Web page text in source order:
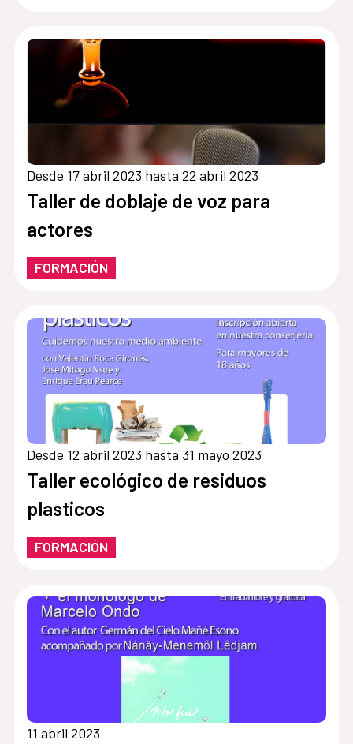
Desde 17 abril 2023 hasta 22 abril 2023
Taller de doblaje de voz para
actores
FORMACIÓN
Desde 12 abril 2023 hasta 31 mayo 2023
Taller ecológico de residuos
plasticos
FORMACIÓN
11 abril 2023